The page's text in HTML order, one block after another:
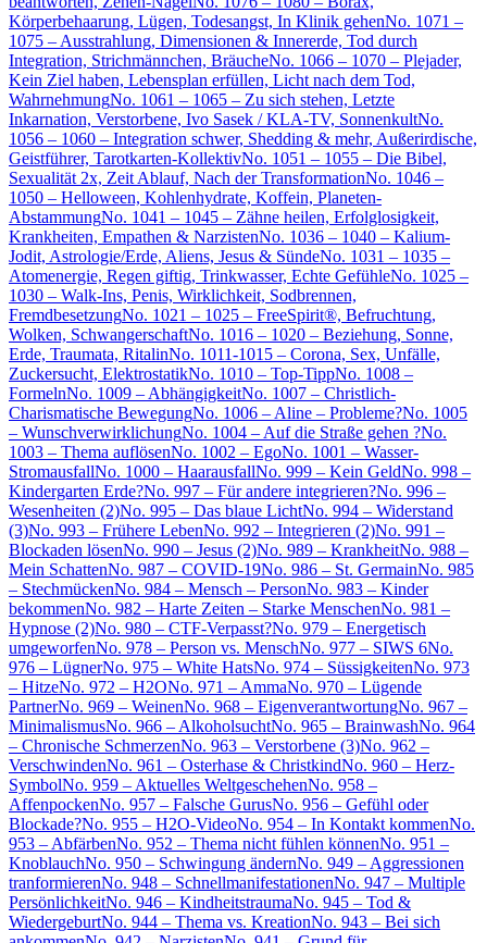
Körperbehaarung, Lügen, Todesangst, In Klinik gehenNo. 1071 –
1075 – Ausstrahlung, Dimensionen & Innererde, Tod durch
Integration, Strichmännchen, BräucheNo. 1066 – 1070 – Plejader,
Kein Ziel haben, Lebensplan erfüllen, Licht nach dem Tod,
WahrnehmungNo. 1061 – 1065 – Zu sich stehen, Letzte
Inkarnation, Verstorbene, Ivo Sasek / KLA-TV, SonnenkultNo.
1056 – 1060 – Integration schwer, Shedding & mehr, Außerirdische,
Geistführer, Tarotkarten-KollektivNo. 1051 – 1055 – Die Bibel,
Sexualität 2x, Zeit Ablauf, Nach der TransformationNo. 1046 –
1050 – Helloween, Kohlenhydrate, Koffein, Planeten-
AbstammungNo. 1041 – 1045 – Zähne heilen, Erfolglosigkeit,
Krankheiten, Empathen & NarzistenNo. 1036 – 1040 – Kalium-
Jodit, Astrologie/Erde, Aliens, Jesus & SündeNo. 1031 – 1035 –
Atomenergie, Regen giftig, Trinkwasser, Echte GefühleNo. 1025 –
1030 – Walk-Ins, Penis, Wirklichkeit, Sodbrennen,
FremdbesetzungNo. 1021 – 1025 – FreeSpirit®, Befruchtung,
Wolken, SchwangerschaftNo. 1016 – 1020 – Beziehung, Sonne,
Erde, Traumata, RitalinNo. 1011-1015 – Corona, Sex, Unfälle,
Zuckersucht, ElektrostatikNo. 1010 – Top-TippNo. 1008 –
FormelnNo. 1009 – AbhängigkeitNo. 1007 – Christlich-
Charismatische BewegungNo. 1006 – Aline – Probleme?No. 1005
– WunschverwirklichungNo. 1004 – Auf die Straße gehen ?No.
1003 – Thema auflösenNo. 1002 – EgoNo. 1001 – Wasser-
StromausfallNo. 1000 – HaarausfallNo. 999 – Kein GeldNo. 998 –
Kindergarten Erde?No. 997 – Für andere integrieren?No. 996 –
Wesenheiten (2)No. 995 – Das blaue LichtNo. 994 – Widerstand
(3)No. 993 – Frühere LebenNo. 992 – Integrieren (2)No. 991 –
Blockaden lösenNo. 990 – Jesus (2)No. 989 – KrankheitNo. 988 –
Mein SchattenNo. 987 – COVID-19No. 986 – St. GermainNo. 985
– StechmückenNo. 984 – Mensch – PersonNo. 983 – Kinder
bekommenNo. 982 – Harte Zeiten – Starke MenschenNo. 981 –
Hypnose (2)No. 980 – CTF-Verpasst?No. 979 – Energetisch
umgeworfenNo. 978 – Person vs. MenschNo. 977 – SIWS 6No.
976 – LügnerNo. 975 – White HatsNo. 974 – SüssigkeitenNo. 973
– HitzeNo. 972 – H2ONo. 971 – AmmaNo. 970 – Lügende
PartnerNo. 969 – WeinenNo. 968 – EigenverantwortungNo. 967 –
MinimalismusNo. 966 – AlkoholsuchtNo. 965 – BrainwashNo. 964
– Chronische SchmerzenNo. 963 – Verstorbene (3)No. 962 –
VerschwindenNo. 961 – Osterhase & ChristkindNo. 960 – Herz-
SymbolNo. 959 – Aktuelles WeltgeschehenNo. 958 –
AffenpockenNo. 957 – Falsche GurusNo. 956 – Gefühl oder
Blockade?No. 955 – H2O-VideoNo. 954 – In Kontakt kommenNo.
953 – AbfärbenNo. 952 – Thema nicht fühlen könnenNo. 951 –
KnoblauchNo. 950 – Schwingung ändernNo. 949 – Aggressionen
tranformierenNo. 948 – SchnellmanifestationenNo. 947 – Multiple
PersönlichkeitNo. 946 – KindheitstraumaNo. 945 – Tod &
WiedergeburtNo. 944 – Thema vs. KreationNo. 943 – Bei sich